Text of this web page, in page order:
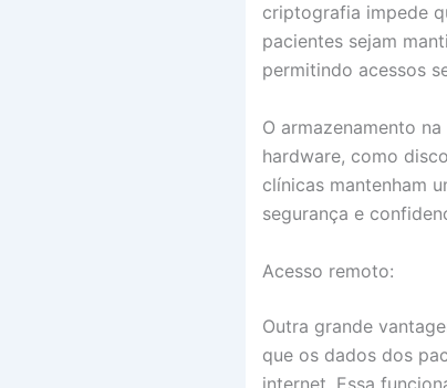
criptografia impede
pacientes sejam
permitindo acessos
O armazenamento
hardware, como
clínicas mantenham
segurança e
Acesso remoto:
Outra grande
que os dados dos
internet. Essa